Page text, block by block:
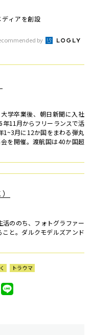
ィアを創設
by
学卒業後、朝日新聞に入社
年11月からフリーランスで活
1~3月に12か国をまわる弾丸
を開催。渡航国は40か国超
ののち、フォトグラファー
と。ダルクモデルズアンド
トラウマ